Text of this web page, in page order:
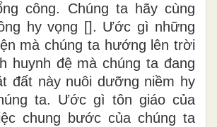
công. Chúng ta hãy cùng
hy vọng []. Ước gì những
mà chúng ta hướng lên trời
huynh đệ mà chúng ta đang
đất này nuôi dưỡng niềm hy
ta. Ước gì tôn giáo của
chung bước của chúng ta